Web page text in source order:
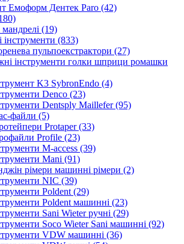
Емоформ Дентек Paro (42)
(19)
інструменти (833)
пульпоекстрактори (27)
інструменти голки шприци ромашки
K3 SybronEndo (4)
Denco (23)
Dentsply Maillefer (95)
файли (5)
Protaper (33)
Profile (23)
M-access (39)
Mani (91)
рімери машинні рімери (2)
NIC (39)
Poldent (29)
Poldent машинні (23)
Sani Wieter ручні (29)
Soco Wieter Sani машинні (92)
VDW машинні (36)